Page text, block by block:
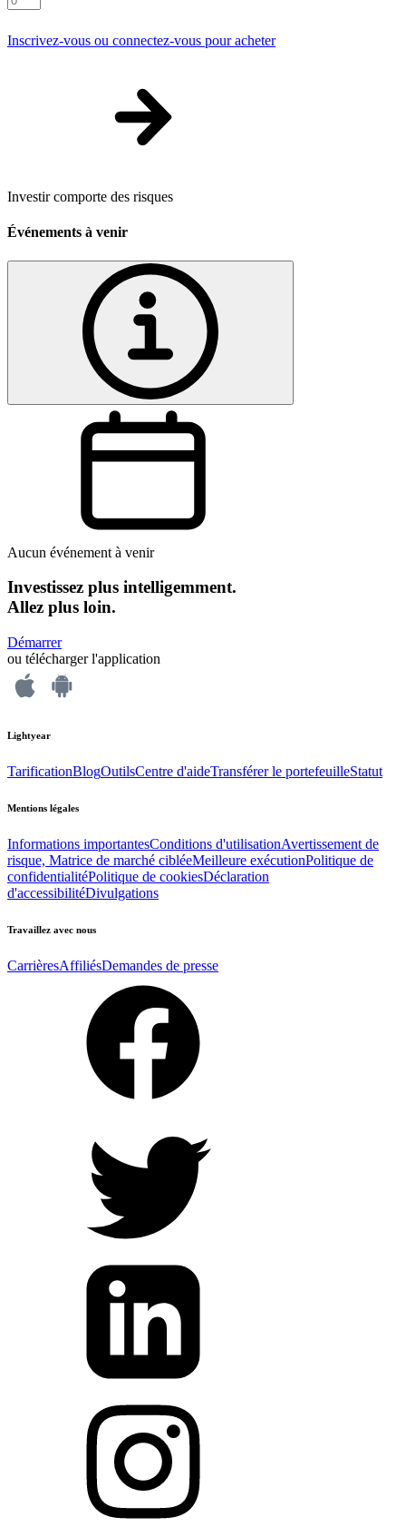
Inscrivez-vous ou connectez-vous pour acheter
Investir comporte des risques
Événements à venir
Aucun événement à venir
Investissez plus intelligemment.
Allez plus loin.
Démarrer
ou télécharger l'application
Lightyear
TarificationBlogOutilsCentre d'aideTransférer le portefeuilleStatut
Mentions légales
Informations importantesConditions d'utilisationAvertissement de
risque, Matrice de marché cibléeMeilleure exécutionPolitique de
confidentialitéPolitique de cookiesDéclaration
d'accessibilitéDivulgations
Travaillez avec nous
CarrièresAffiliésDemandes de presse